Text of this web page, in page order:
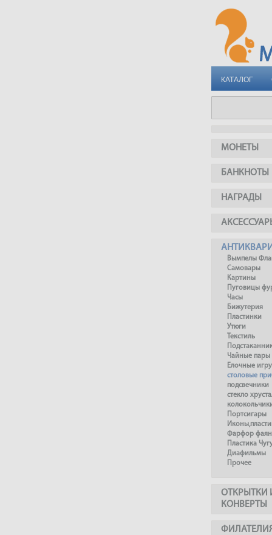
КАТАЛОГ
МОНЕТЫ
БАНКНОТЫ
НАГРАДЫ
Вымпелы
Самовары
Картины
Пуговицы
Часы
Бижутерия
Пластинки
Утюги
Текстиль
Чайные пары
Елочные
столовые
подсвечники
стекло
Портсигары
Фарфор
Пластика
Диафильмы
Прочее
ОТКРЫТКИ
КОНВЕРТЫ